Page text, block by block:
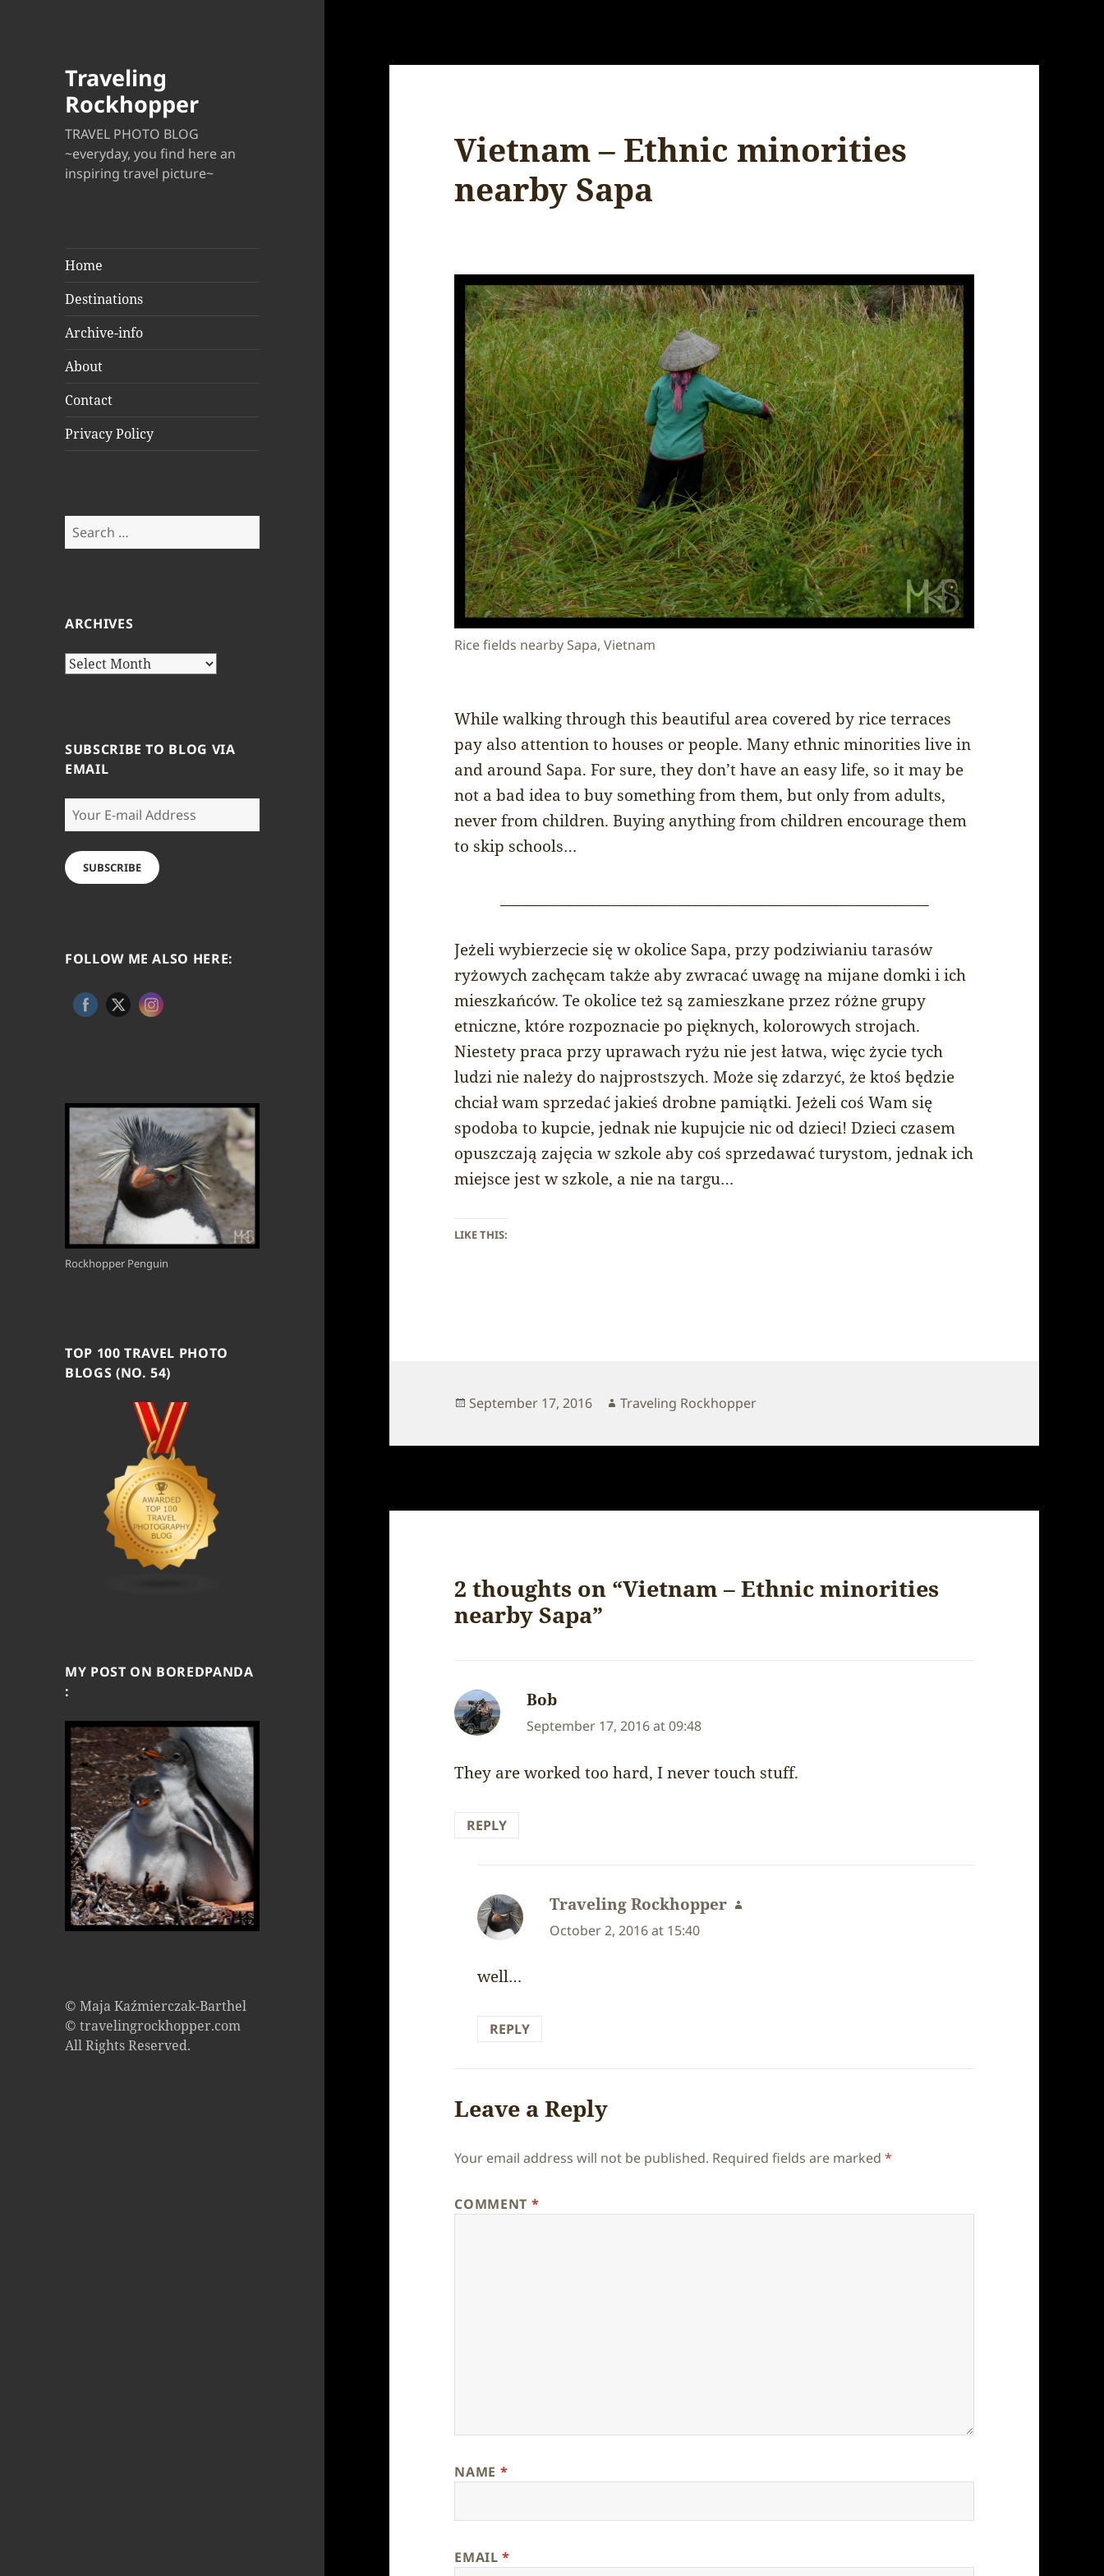
Traveling
Rockhopper
TRAVEL PHOTO BLOG
~everyday, you find here an
inspiring travel picture~
Home
Destinations
Archive-info
About
Contact
Privacy Policy
Search
for:
ARCHIVES
Archives
SUBSCRIBE TO BLOG VIA
EMAIL
Your
E-
mail
Address
SUBSCRIBE
FOLLOW ME ALSO HERE:
Rockhopper Penguin
TOP 100 TRAVEL PHOTO
BLOGS (NO. 54)
MY POST ON BOREDPANDA
:
© Maja Kaźmierczak-Barthel
© travelingrockhopper.com
All Rights Reserved.
Vietnam – Ethnic minorities
nearby Sapa
Rice fields nearby Sapa, Vietnam
While walking through this beautiful area covered by rice terraces
pay also attention to houses or people. Many ethnic minorities live in
and around Sapa. For sure, they don’t have an easy life, so it may be
not a bad idea to buy something from them, but only from adults,
never from children. Buying anything from children encourage them
to skip schools…
Jeżeli wybierzecie się w okolice Sapa, przy podziwianiu tarasów
ryżowych zachęcam także aby zwracać uwagę na mijane domki i ich
mieszkańców. Te okolice też są zamieszkane przez różne grupy
etniczne, które rozpoznacie po pięknych, kolorowych strojach.
Niestety praca przy uprawach ryżu nie jest łatwa, więc życie tych
ludzi nie należy do najprostszych. Może się zdarzyć, że ktoś będzie
chciał wam sprzedać jakieś drobne pamiątki. Jeżeli coś Wam się
spodoba to kupcie, jednak nie kupujcie nic od dzieci! Dzieci czasem
opuszczają zajęcia w szkole aby coś sprzedawać turystom, jednak ich
miejsce jest w szkole, a nie na targu…
LIKE THIS:
Posted
September 17, 2016 Author
Traveling Rockhopper
2 thoughts on “Vietnam – Ethnic minorities
nearby Sapa”
Bob
September 17, 2016 at 09:48
They are worked too hard, I never touch stuff.
REPLY
Traveling Rockhopper says:
October 2, 2016 at 15:40
well…
REPLY
Leave a Reply
Your email address will not be published. Required fields are marked*
COMMENT *
NAME *
EMAIL*